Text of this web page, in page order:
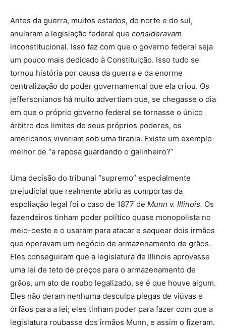
Antes da guerra, muitos estados, do norte e do sul,
anularam a legislação federal que consideravam
inconstitucional. Isso faz com que o governo federal seja
um pouco mais dedicado à Constituição. Isso tudo se
tornou história por causa da guerra e da enorme
centralização do poder governamental que ela criou. Os
jeffersonianos há muito advertiam que, se chegasse o dia
em que o próprio governo federal se tornasse o único
árbitro dos limites de seus próprios poderes, os
americanos viveriam sob uma tirania. Existe um exemplo
melhor de “a raposa guardando o galinheiro?”
Uma decisão do tribunal “supremo” especialmente
prejudicial que realmente abriu as comportas da
espoliação legal foi o caso de 1877 de Munn v. Illinois. Os
fazendeiros tinham poder político quase monopolista no
meio-oeste e o usaram para atacar e saquear dois irmãos
que operavam um negócio de armazenamento de grãos.
Eles conseguiram que a legislatura de Illinois aprovasse
uma lei de teto de preços para o armazenamento de
grãos, um ato de roubo legalizado, se é que houve algum.
Eles não deram nenhuma desculpa piegas de viúvas e
órfãos para a lei; eles tinham poder para fazer com que a
legislatura roubasse dos irmãos Munn, e assim o fizeram.